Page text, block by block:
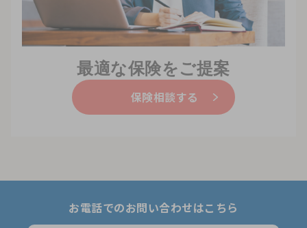
最適な保険をご提案
保険相談する
お電話でのお問い合わせはこちら